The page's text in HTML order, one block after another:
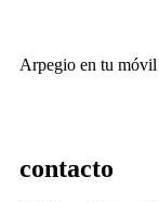
Arpegio en tu móvil
contacto